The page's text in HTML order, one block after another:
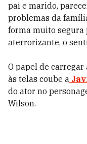
pai e marido,
problemas da
forma muito segura
aterrorizante, o
O papel de
às telas coube a
do ator no
Wilson.